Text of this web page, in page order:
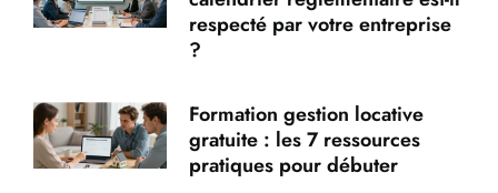
respecté par votre entreprise
?
Formation gestion locative
gratuite : les 7 ressources
pratiques pour débuter